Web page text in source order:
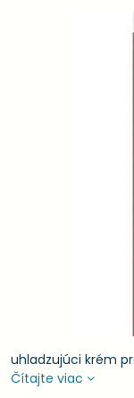
uhladzujúci krém
Čítajte viac